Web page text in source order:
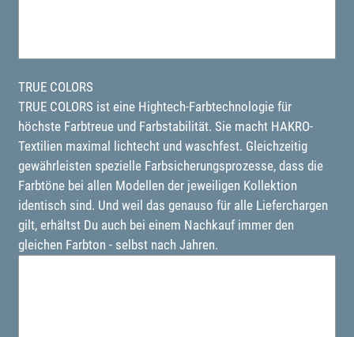
TRUE COLORS
TRUE COLORS ist eine Hightech-Farbtechnologie für
höchste Farbtreue und Farbstabilität. Sie macht HAKRO-
Textilien maximal lichtecht und waschfest. Gleichzeitig
gewährleisten spezielle Farbsicherungsprozesse, dass die
Farbtöne bei allen Modellen der jeweiligen Kollektion
identisch sind. Und weil das genauso für alle Lieferchargen
gilt, erhältst Du auch bei einem Nachkauf immer den
gleichen Farbton - selbst nach Jahren.